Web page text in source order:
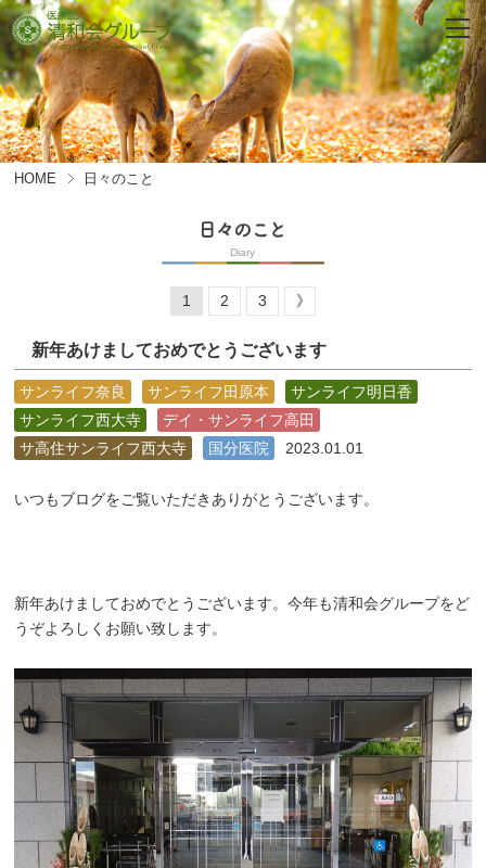
HOME 日々のこと
Diary
1 2 3 》
新年あけましておめでとうございます
サンライフ奈良 サンライフ田原本
サンライフ明日香
サンライフ西大寺
デイ・サンライフ高田
サ高住サンライフ西大寺
国分医院 2023.01.01
いつもブログをご覧いただきありがとうございます。
新年あけましておめでとうございます。今年も清和会グループをど
うぞよろしくお願い致します。